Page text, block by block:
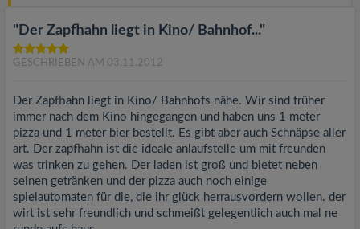
"Der Zapfhahn liegt in Kino/ Bahnhof..."
GESCHRIEBEN AM 03.11.2012
Der Zapfhahn liegt in Kino/ Bahnhofs nähe. Wir sind früher
immer nach dem Kino hingegangen und haben uns 1 meter
pizza und 1 meter bier bestellt. Es gibt aber auch Schnäpse aller
art. Der zapfhahn ist die ideale anlaufstelle um mit freunden
was trinken zu gehen. Der laden ist groß und bietet neben
seinen getränken und der pizza auch noch einige
spielautomaten für die, die ihr glück herrausvordern wollen. der
wirt ist sehr freundlich und schmeißt gelegentlich auch mal ne